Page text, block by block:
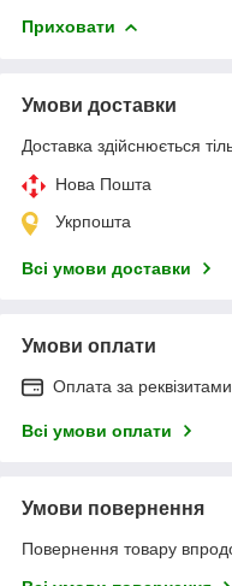
Приховати
Умови доставки
Доставка здійснюється
Нова Пошта
Укрпошта
Всі умови доставки
Умови оплати
Оплата за реквізитами
Всі умови оплати
Умови повернення
Повернення товару